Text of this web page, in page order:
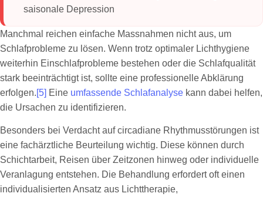
saisonale Depression
Manchmal reichen einfache Massnahmen nicht aus, um
Schlafprobleme zu lösen. Wenn trotz optimaler Lichthygiene
weiterhin Einschlafprobleme bestehen oder die Schlafqualität
stark beeinträchtigt ist, sollte eine professionelle Abklärung
erfolgen.[5] Eine umfassende Schlafanalyse kann dabei helfen,
die Ursachen zu identifizieren.
Besonders bei Verdacht auf circadiane Rhythmusstörungen ist
eine fachärztliche Beurteilung wichtig. Diese können durch
Schichtarbeit, Reisen über Zeitzonen hinweg oder individuelle
Veranlagung entstehen. Die Behandlung erfordert oft einen
individualisierten Ansatz aus Lichttherapie,